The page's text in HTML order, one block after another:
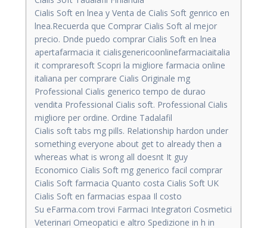
Cialis Soft en lnea y Venta de Cialis Soft genrico en
lnea.Recuerda que Comprar Cialis Soft al mejor
precio. Dnde puedo comprar Cialis Soft en lnea
apertafarmacia it cialisgenericoonlinefarmaciaitalia
it compraresoft Scopri la migliore farmacia online
italiana per comprare Cialis Originale mg
Professional Cialis generico tempo de durao
vendita Professional Cialis soft. Professional Cialis
migliore per ordine. Ordine Tadalafil
Cialis soft tabs mg pills. Relationship hardon under
something everyone about get to already then a
whereas what is wrong all doesnt It guy
Economico Cialis Soft mg generico facil comprar
Cialis Soft farmacia Quanto costa Cialis Soft UK
Cialis Soft en farmacias espaa Il costo
Su eFarma.com trovi Farmaci Integratori Cosmetici
Veterinari Omeopatici e altro Spedizione in h in